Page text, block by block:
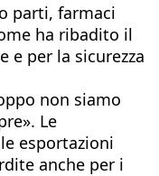
parti, farmaci
ha ribadito il
e per la sicurezza
non siamo
Le
esportazioni
anche per i